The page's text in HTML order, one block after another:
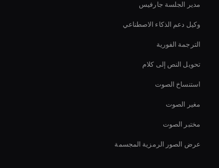
مدير الجلسة جارفيس
وكيل دعم الذكاء الاصطناعي
الترجمة الفورية
تحويل النص إلى كلام
استنساخ الصوت
مغير الصوت
مختبر الصوت
عرض الصور الرمزية المجسمة